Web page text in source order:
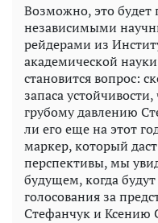
Возможно, это
независимыми
рейдерами из
академической
становится вопрос:
запаса
грубому давлению
ли его еще на этот
маркер, который
перспективы, мы
будущем, когда
голосования за
Стефанчук и Ксению